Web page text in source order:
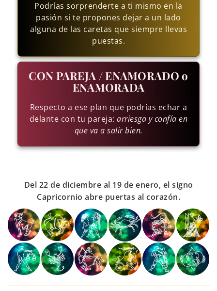
Podrías sorprenderte a ti mismo en la
pasión si te propones dejar a un lado
alguna de las caretas que siempre llevas
puestas.
CON PAREJA / ENAMORADO o
ENAMORADA
Respecto a ese plan que podrías echar a
delante con tu pareja:arriesga y confía en
que va a salir bien.
Del 22 de diciembre al 19 de enero, el signo
Capricornio abre puertas al corazón.